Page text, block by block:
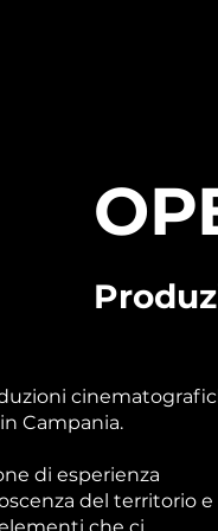
Campania.
di esperienza
del territorio e